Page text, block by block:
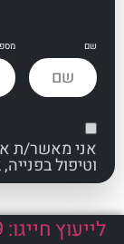
ת את איסוף
בפנייה, בהתאם